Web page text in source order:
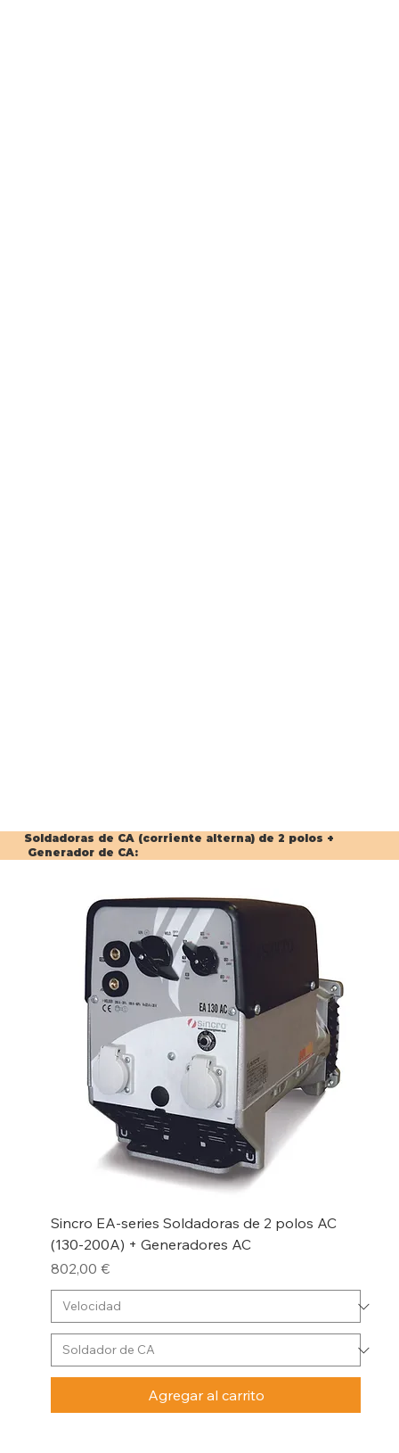
Soldadoras de CA (corriente alterna) de 2 polos +
Generador de CA:
Sincro EA-series Soldadoras de 2 polos AC
(130-200A) + Generadores AC
Precio
802,00 €
Agregar al carrito